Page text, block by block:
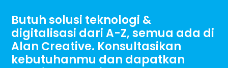
Butuh solusi teknologi &
digitalisasi dari A-Z, semua ada di
Alan Creative. Konsultasikan
kebutuhanmu dan dapatkan